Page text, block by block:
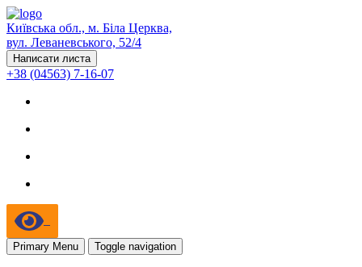
Київська обл., м. Біла Церква,
вул. Леваневського, 52/4
Написати листа
+38 (04563) 7-16-07
Primary Menu Toggle navigation